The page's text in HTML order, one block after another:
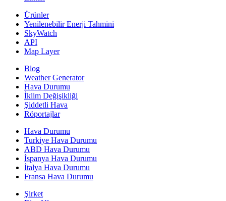
Ürünler
Yenilenebilir Enerji Tahmini
SkyWatch
API
Map Layer
Blog
Weather Generator
Hava Durumu
İklim Değişikliği
Şiddetli Hava
Röportajlar
Hava Durumu
Turkiye Hava Durumu
ABD Hava Durumu
İspanya Hava Durumu
İtalya Hava Durumu
Fransa Hava Durumu
Şirket